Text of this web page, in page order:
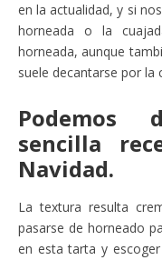
en la actualidad, y si
horneada o la
horneada, aunque
suele decantarse por la
Podemos
sencilla
Navidad.
La textura resulta
pasarse de horneado
en esta tarta y